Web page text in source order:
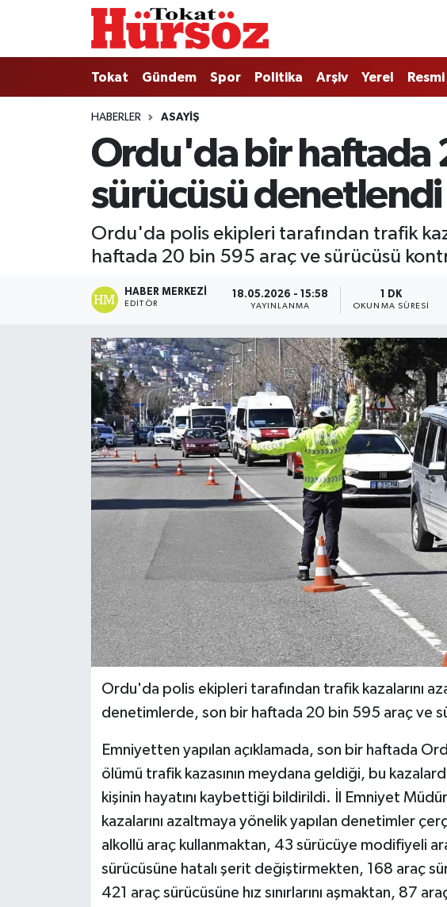
Tokat Gündem Spor Politika Arşiv Yerel
HABERLER ASAYIŞ
Ordu'da bir haftada
sürücüsü denetlendi
Ordu'da polis ekipleri tarafından trafik
haftada 20 bin 595 araç ve sürücüsü
HABER MERKEZI
EDITÖR
18.05.2026 - 15:58
YAYINLANMA
1 DK
OKUNMA SÜRESI
Ordu'da polis ekipleri tarafından trafik kazalarını
denetimlerde, son bir haftada 20 bin 595 araç ve
Emniyetten yapılan açıklamada, son bir haftada
ölümü trafik kazasının meydana geldiği, bu
kişinin hayatını kaybettiği bildirildi. İl Emniyet
kazalarını azaltmaya yönelik yapılan denetimler
alkollü araç kullanmaktan, 43 sürücüye modifiyeli
sürücüsüne hatalı şerit değiştirmekten, 168 araç
421 araç sürücüsüne hız sınırlarını aşmaktan, 87
Tokat
Türkiye Gündemi
Gündem
Politika
Tokat Spor
Ekonomi
Tokat Haber
Nöbetçi Eczaneler
Hava Durumu
Tokat Namaz Vakitleri
Trafik Durumu
Tüm Manşetler
Son Dakika Haberleri
Haber Arşivi